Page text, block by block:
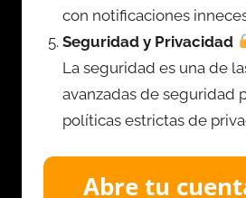
con notificaciones
Seguridad y Privacidad
La seguridad es una de
avanzadas de seguridad
políticas estrictas de